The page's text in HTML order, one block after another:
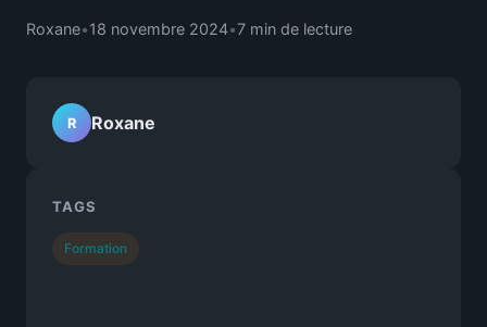
Roxane•18 novembre 2024•7 min de lecture
R Roxane
TAGS
Formation